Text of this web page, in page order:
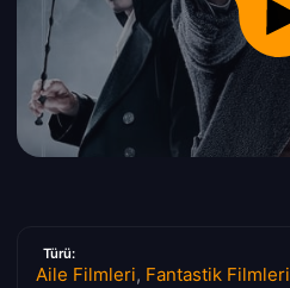
Türü:
Aile Filmleri, Fantastik Filmleri